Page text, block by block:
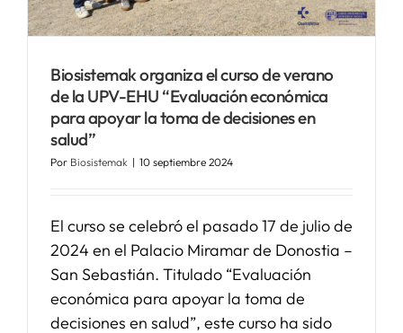
APOYO I+D+I
NOTICIAS
Biosistemak organiza el curso de verano
de la UPV-EHU “Evaluación económica
para apoyar la toma de decisiones en
salud”
Por Biosistemak | 10 septiembre 2024
El curso se celebró el pasado 17 de julio de
2024 en el Palacio Miramar de Donostia –
San Sebastián. Titulado “Evaluación
económica para apoyar la toma de
decisiones en salud”, este curso ha sido